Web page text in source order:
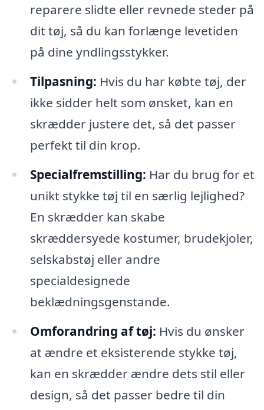
reparere slidte eller revnede steder på
dit tøj, så du kan forlænge levetiden
på dine yndlingsstykker.
Tilpasning: Hvis du har købte tøj, der
ikke sidder helt som ønsket, kan en
skrædder justere det, så det passer
perfekt til din krop.
Specialfremstilling: Har du brug for et
unikt stykke tøj til en særlig lejlighed?
En skrædder kan skabe
skræddersyede kostumer, brudekjoler,
selskabstøj eller andre
specialdesignede
beklædningsgenstande.
Omforandring af tøj: Hvis du ønsker
at ændre et eksisterende stykke tøj,
kan en skrædder ændre dets stil eller
design, så det passer bedre til din